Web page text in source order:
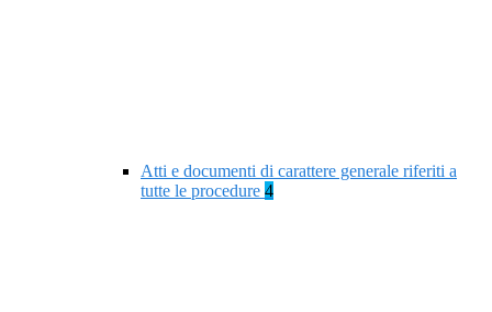
Atti e documenti di carattere generale riferiti a
tutte le procedure 4